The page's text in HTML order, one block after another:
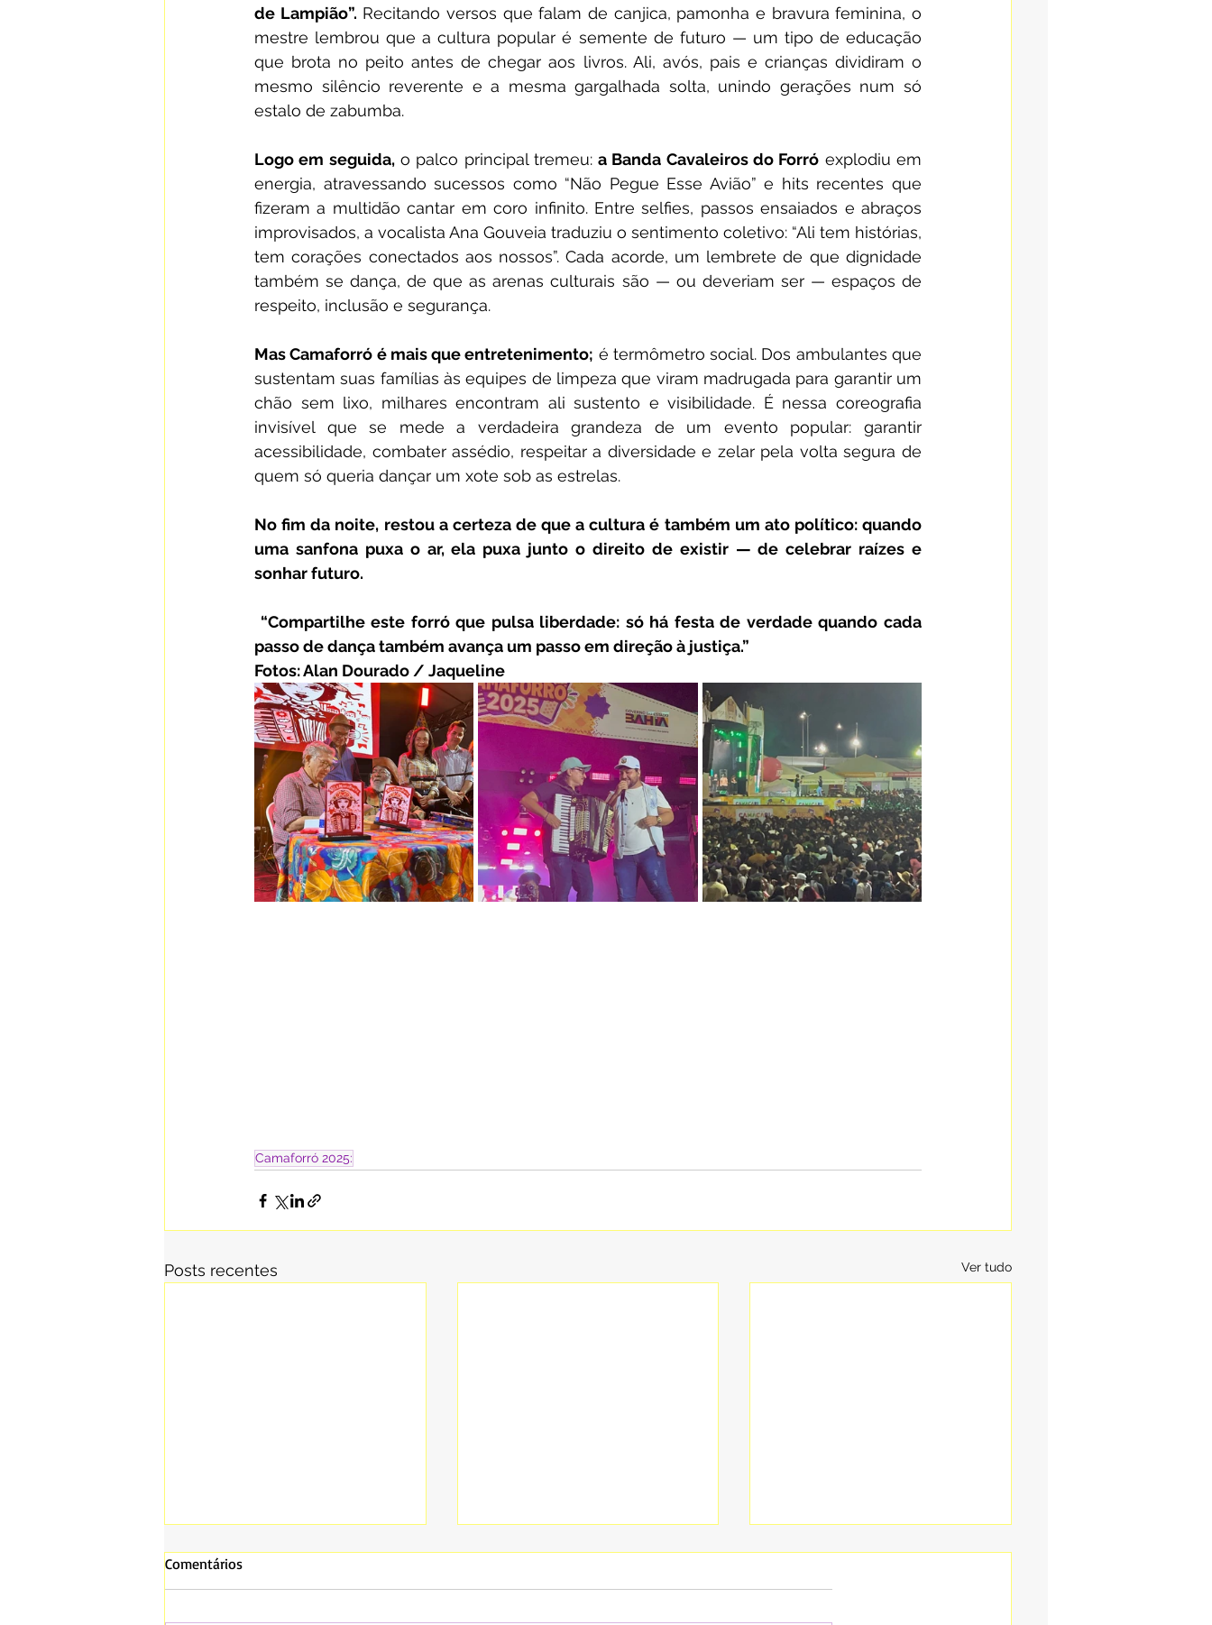
de Lampião”. Recitando versos que falam de canjica, pamonha e bravura feminina, o
mestre lembrou que a cultura popular é semente de futuro — um tipo de educação
que brota no peito antes de chegar aos livros. Ali, avós, pais e crianças dividiram o
mesmo silêncio reverente e a mesma gargalhada solta, unindo gerações num só
estalo de zabumba.
Logo em seguida, o palco principal tremeu: a Banda Cavaleiros do Forró explodiu em
energia, atravessando sucessos como “Não Pegue Esse Avião” e hits recentes que
fizeram a multidão cantar em coro infinito. Entre selfies, passos ensaiados e abraços
improvisados, a vocalista Ana Gouveia traduziu o sentimento coletivo: “Ali tem histórias,
tem corações conectados aos nossos”. Cada acorde, um lembrete de que dignidade
também se dança, de que as arenas culturais são — ou deveriam ser — espaços de
respeito, inclusão e segurança.
Mas Camaforró é mais que entretenimento; é termômetro social. Dos ambulantes que
sustentam suas famílias às equipes de limpeza que viram madrugada para garantir um
chão sem lixo, milhares encontram ali sustento e visibilidade. É nessa coreografia
invisível que se mede a verdadeira grandeza de um evento popular: garantir
acessibilidade, combater assédio, respeitar a diversidade e zelar pela volta segura de
quem só queria dançar um xote sob as estrelas.
No fim da noite, restou a certeza de que a cultura é também um ato político: quando
uma sanfona puxa o ar, ela puxa junto o direito de existir — de celebrar raízes e
sonhar futuro.
“Compartilhe este forró que pulsa liberdade: só há festa de verdade quando cada
passo de dança também avança um passo em direção à justiça.”
Fotos: Alan Dourado / Jaqueline
Camaforró 2025:
Posts recentes Ver tudo
Comentários